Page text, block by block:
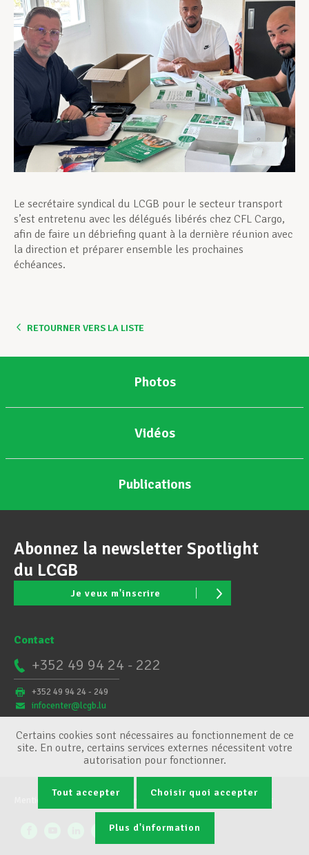
Développement professionnel
Devenir Membre
Actualités
Le secrétaire syndical du LCGB pour le secteur transport
s’est entretenu avec les délégués libérés chez CFL Cargo,
afin de faire un débriefing quant à la dernière réunion avec
la direction et préparer ensemble les prochaines
échéances.
RETOURNER VERS LA LISTE
Photos
Vidéos
Publications
Abonnez la newsletter Spotlight
du LCGB
Je veux m'inscrire
Contact
+352 49 94 24 - 222
+352 49 94 24 - 249
infocenter@lcgb.lu
Conditions générales Gestion des cookies
Certains cookies sont nécessaires au fonctionnement de ce
site. En outre, certains services externes nécessitent votre
autorisation pour fonctionner.
Tout accepter Choisir quoi accepter
Plus d'information